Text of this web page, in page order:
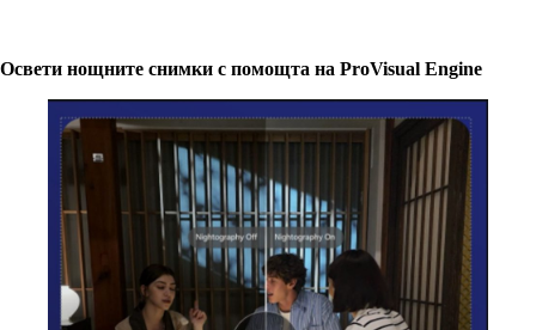
Освети нощните снимки с помощта на ProVisual Engine